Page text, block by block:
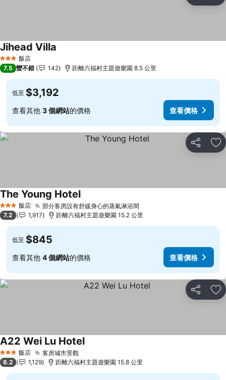
3 星級 飯店
Jihead Villa
7.5 蠻不錯 142 距離六福村主題遊樂園 8.5 公里
低至 $3,192
查看其他 3 個網站的價格 查看價格
分享 加
3 星級 飯店 部分客房設有舒緩身心的蒸氣淋浴間
The Young Hotel
7.2 1,917 距離六福村主題遊樂園 15.2 公里
低至 $845
查看其他 4 個網站的價格 查看價格
分享 加
3 星級 飯店 客房城市景觀
A22 Wei Lu Hotel
6.2 1,129 距離六福村主題遊樂園 15.8 公里